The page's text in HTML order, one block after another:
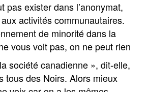
pas exister dans l’anonymat,
activités communautaires.
de minorité dans la
vous voit pas, on ne peut rien
société canadienne », dit-elle,
tous des Noirs. Alors mieux